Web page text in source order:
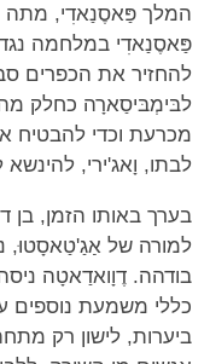
המלך פַּאסֶנַאדִי, מתה
פַּאסֶנַאדִי במלחמה
להחזיר את הכפרים
לבּימְבּיסַארָה כחלק
מכרעת וכדי להבטיח
לבתו, וָאג'ירי,
בערך באותו הזמן, בן
למורה של אַגַ'טַאסָטוּ,
בודהה. דֶוָואדַאטָה
כללי משמעת נוספים
ביערות, לישון רק